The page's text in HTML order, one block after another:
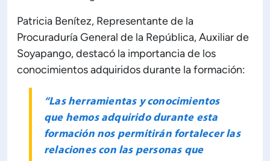
Patricia Benítez, Representante de la
Procuraduría General de la República, Auxiliar de
Soyapango, destacó la importancia de los
conocimientos adquiridos durante la formación:
“Las herramientas y conocimientos
que hemos adquirido durante esta
formación nos permitirán fortalecer las
relaciones con las personas que